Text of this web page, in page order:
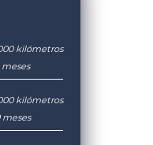
kilómetros
meses
kilómetros
meses